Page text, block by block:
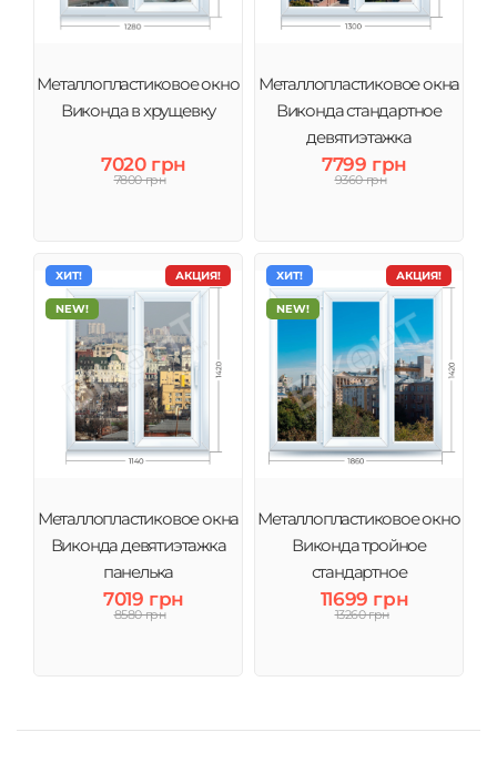
Металлопластиковое окно
Виконда в хрущевку
7020 грн
7800 грн
Металлопластиковое окна
Виконда стандартное
девятиэтажка
7799 грн
9360 грн
АКЦИЯ!
ХИТ!
NEW!
Металлопластиковое окна
Виконда девятиэтажка
панелька
7019 грн
8580 грн
АКЦИЯ!
ХИТ!
NEW!
Металлопластиковое окно
Виконда тройное
стандартное
11699 грн
13260 грн